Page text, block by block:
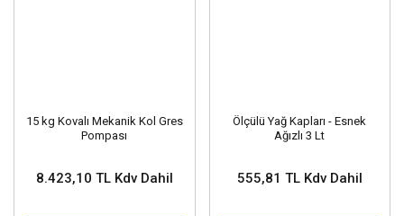
15 kg Kovalı Mekanik Kol Gres
Pompası
8.423,10 TL Kdv Dahil
Ölçülü Yağ Kapları - Esnek
Ağızlı 3 Lt
555,81 TL Kdv Dahil